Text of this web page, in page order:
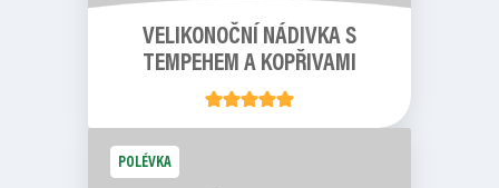
VELIKONOČNÍ NÁDIVKA S
TEMPEHEM A KOPŘIVAMI
POLÉVKA